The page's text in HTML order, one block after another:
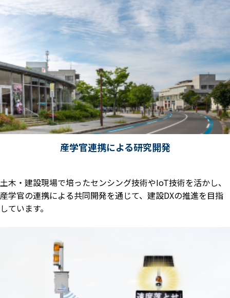
産学官連携による研究開発
土木・建設現場で培ったセンシング技術やIoT技術を活かし、
産学官の連携による共同開発を通じて、建設DXの推進を目指
しています。